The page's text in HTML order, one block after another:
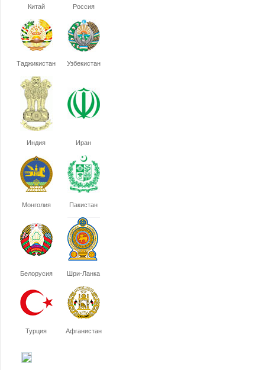
Китай Россия
Таджикистан Узбекистан
Индия Иран
Монголия Пакистан
Белорусия Шри-Ланка
Турция Афганистан